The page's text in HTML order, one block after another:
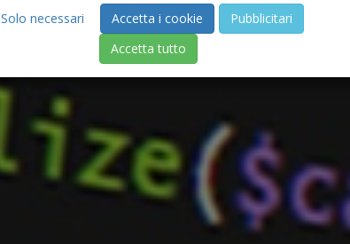
Solo necessari Accetta i cookie
Pubblicitari
Accetta tutto